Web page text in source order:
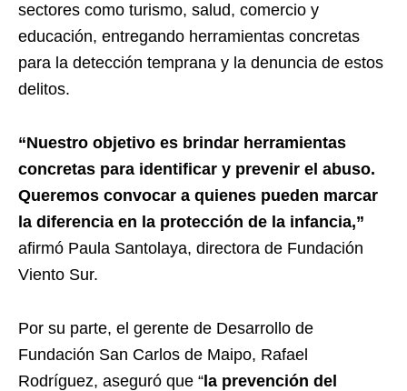
sectores como turismo, salud, comercio y
educación, entregando herramientas concretas
para la detección temprana y la denuncia de estos
delitos.
“Nuestro objetivo es brindar herramientas
concretas para identificar y prevenir el abuso.
Queremos convocar a quienes pueden marcar
la diferencia en la protección de la infancia,”
afirmó Paula Santolaya, directora de Fundación
Viento Sur.
Por su parte, el gerente de Desarrollo de
Fundación San Carlos de Maipo, Rafael
Rodríguez, aseguró que “ la prevención del